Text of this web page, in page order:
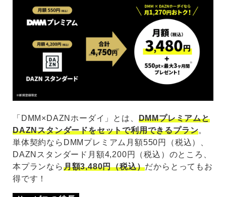
「DMM×DAZNホーダイ」とは、 DMMプレミアムと
DAZNスタンダードをセットで利用できるプラン。
単体契約ならDMMプレミアム月額550円（税込）、
DAZNスタンダード月額4,200円（税込）のところ、
本プランなら月額3,480円（税込）だからとってもお
得です！